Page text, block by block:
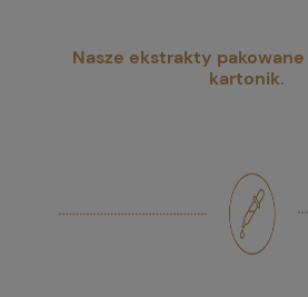
Nasze ekstrakty
kartonik.